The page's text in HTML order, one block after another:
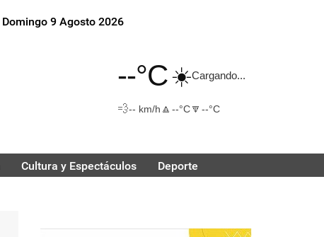
Domingo 9 Agosto 2026
--°C☀️Cargando...
💨-- km/h 🔼 --°C🔽 --°C
Cultura y Espectáculos Deporte